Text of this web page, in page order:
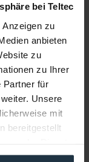
bei Teltec
zu
anbieten
zu
zu Ihrer
Partner für
Unsere
mit
bereitgestellt